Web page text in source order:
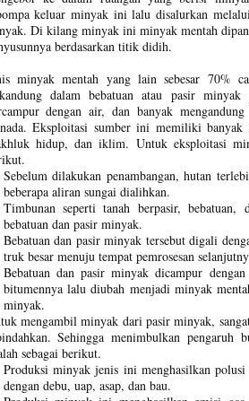
keluar minyak ini lalu disalurkan
Di kilang minyak ini minyak mentah
berdasarkan titik didih.
minyak mentah yang lain sebesar 70%
dalam bebatuan atau pasir
dengan air, dan banyak
Eksploitasi sumber ini memiliki banyak
hidup, dan iklim. Untuk eksploitasi
Sebelum dilakukan penambangan, hutan
beberapa aliran sungai dialihkan.
Timbunan seperti tanah berpasir,
bebatuan dan pasir minyak.
Bebatuan dan pasir minyak tersebut digali
truk besar menuju tempat pemrosesan
Bebatuan dan pasir minyak dicampur
bitumennya lalu diubah menjadi minyak
minyak.
mengambil minyak dari pasir minyak,
Sehingga menimbulkan pengaruh
sebagai berikut.
Produksi minyak jenis ini menghasilkan
dengan debu, uap, asap, dan bau.